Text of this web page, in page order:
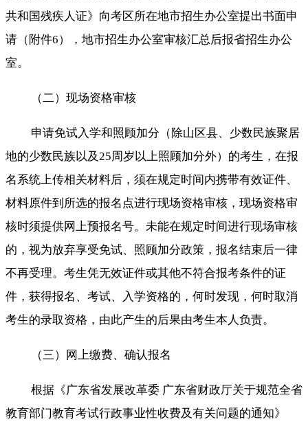
共和国残疾人证》向考区所在地市招生办公室提出书面申
请（附件6），地市招生办公室审核汇总后报省招生办公
室。
（二）现场资格审核
申请免试入学和照顾加分（除山区县、少数民族聚居
地的少数民族以及25周岁以上照顾加分外）的考生，在报
名系统上传相关材料后，须在规定时间内携带有效证件、
材料原件到所选的报名点进行现场资格审核，现场资格审
核时须提供网上预报名号。未能在规定时间进行现场审核
的，视为放弃享受免试、照顾加分政策，报名结束后一律
不再受理。考生凭无效证件或其他不符合报考条件的证
件，获得报名、考试、入学资格的，何时发现，何时取消
考生的录取资格，由此产生的后果由考生本人负责。
（三）网上缴费、确认报名
根据《广东省发展改革委 广东省财政厅关于规范全省
教育部门教育考试行政事业性收费及有关问题的通知》